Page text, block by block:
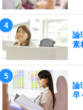
論
素
論
早